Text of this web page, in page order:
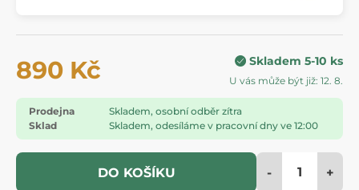
890 Kč Skladem 5-10 ks
U vás může být již: 12. 8.
Prodejna
Skladem, osobní odběr zítra
Sklad
Skladem, odesíláme v pracovní dny ve 12:00
DO KOŠÍKU - +